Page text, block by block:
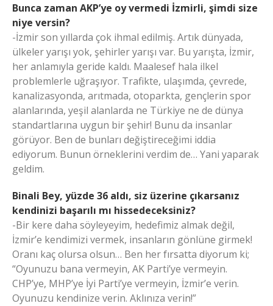
Bunca zaman AKP’ye oy vermedi İzmirli, şimdi size
niye versin?
-İzmir son yıllarda çok ihmal edilmiş. Artık dünyada,
ülkeler yarışı yok, şehirler yarışı var. Bu yarışta, İzmir,
her anlamıyla geride kaldı. Maalesef hala ilkel
problemlerle uğraşıyor. Trafikte, ulaşımda, çevrede,
kanalizasyonda, arıtmada, otoparkta, gençlerin spor
alanlarında, yeşil alanlarda ne Türkiye ne de dünya
standartlarına uygun bir şehir! Bunu da insanlar
görüyor. Ben de bunları değiştireceğimi iddia
ediyorum. Bunun örneklerini verdim de… Yani yaparak
geldim.
Binali Bey, yüzde 36 aldı, siz üzerine çıkarsanız
kendinizi başarılı mı hissedeceksiniz?
-Bir kere daha söyleyeyim, hedefimiz almak değil,
İzmir’e kendimizi vermek, insanların gönlüne girmek!
Oranı kaç olursa olsun… Ben her fırsatta diyorum ki;
“Oyunuzu bana vermeyin, AK Parti’ye vermeyin.
CHP’ye, MHP’ye İyi Parti’ye vermeyin, İzmir’e verin.
Oyunuzu kendinize verin. Aklınıza verin!”